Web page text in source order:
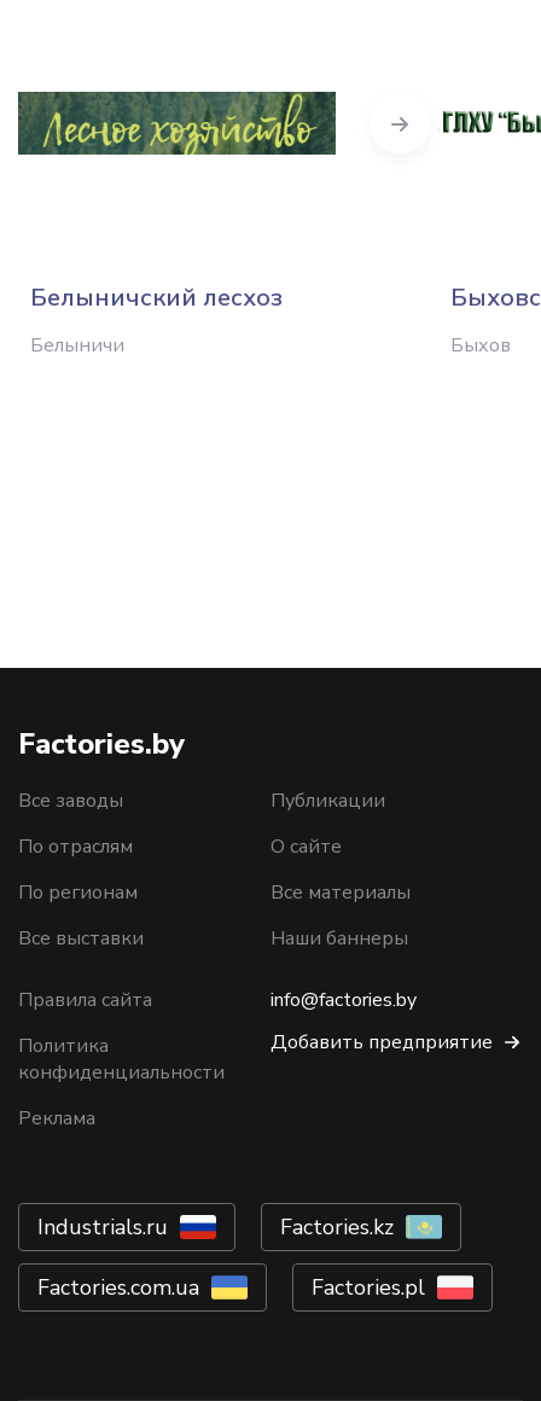
Белыничский лесхоз
Белыничи Быхов
Next
Factories.by
Все заводы
По отраслям
По регионам
Все выставки
Публикации
О сайте
Все материалы
Наши баннеры
Правила сайта
Политика
конфиденциальности
Реклама
info@factories.by
Добавить предприятие
Industrials.ru Factories.kz
Factories.com.ua Factories.pl